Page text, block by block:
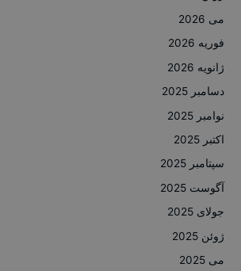
می 2026
فوریه 2026
ژانویه 2026
دسامبر 2025
نوامبر 2025
اکتبر 2025
سپتامبر 2025
آگوست 2025
جولای 2025
ژوئن 2025
می 2025